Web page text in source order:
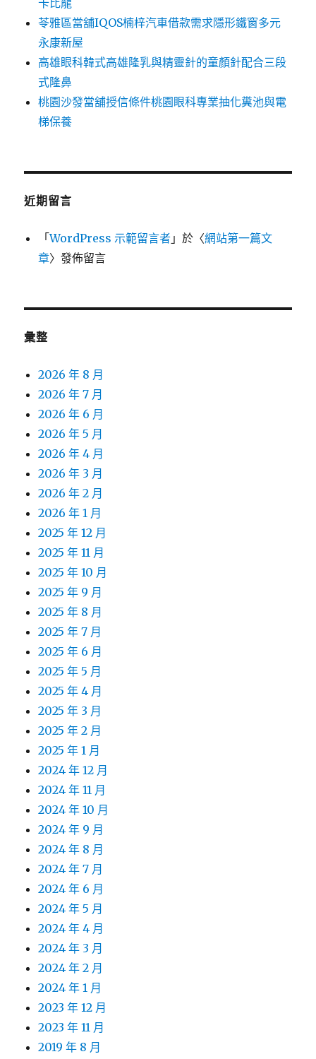
卡比龍
苓雅區當舖IQOS楠梓汽車借款需求隱形鐵窗多元
永康新屋
高雄眼科韓式高雄隆乳與精靈針的童顏針配合三段
式隆鼻
桃園沙發當舖授信條件桃園眼科專業抽化糞池與電
梯保養
近期留言
「WordPress 示範留言者 」於〈網站第一篇文
章〉發佈留言
彙整
2026 年 8 月
2026 年 7 月
2026 年 6 月
2026 年 5 月
2026 年 4 月
2026 年 3 月
2026 年 2 月
2026 年 1 月
2025 年 12 月
2025 年 11 月
2025 年 10 月
2025 年 9 月
2025 年 8 月
2025 年 7 月
2025 年 6 月
2025 年 5 月
2025 年 4 月
2025 年 3 月
2025 年 2 月
2025 年 1 月
2024 年 12 月
2024 年 11 月
2024 年 10 月
2024 年 9 月
2024 年 8 月
2024 年 7 月
2024 年 6 月
2024 年 5 月
2024 年 4 月
2024 年 3 月
2024 年 2 月
2024 年 1 月
2023 年 12 月
2023 年 11 月
2019 年 8 月